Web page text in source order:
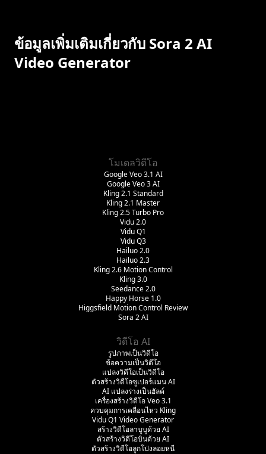
ข้อมูลเพิ่มเติมเกี่ยวกับ Sora 2 AI
Video Generator
โมเดลวิดีโอ
Google Veo 3.1 AI
Google Veo 3 AI
Kling 2.1 Standard
Kling 2.1 Master
Kling 2.5 Turbo Pro
Vidu 2.0
Vidu Q1
Vidu Q3
Hailuo 2.0
Hailuo 2.3
Kling 2.6 Motion Control
Kling 3.0
Seedance 2.0
Happy Horse 1.0
Higgsfield Motion Control Review
Sora 2 AI
วิดีโอ AI
รูปภาพเป็นวิดีโอ
ข้อความเป็นวิดีโอ
แปลงวิดีโอเป็นวิดีโอ
ตัวสร้างวิดีโอซูเปอร์แมน AI
AI แปลงร่างเป็นฮัลค์
เครื่องสร้างวิดีโอ Veo 3.1
ควบคุมการเคลื่อนไหว Kling
Vidu Q1 Video Generator
สร้างวิดีโอลาบูบูด้วย AI
ตัวสร้างวิดีโอบินด้วย AI
ตัวสร้างวิดีโอลูกโป่งลอยหนี